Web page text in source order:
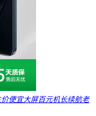
便宜大屏百元机长续航老